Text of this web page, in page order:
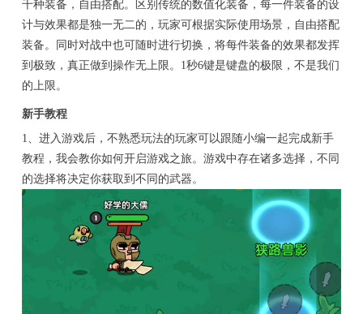
千种装备，自由搭配。区别传统的数值化装备，每一件装备的设
计与效果都是独一无二的，玩家可根据实际使用场景，自由搭配
装备。同时对战中也可随时进行切换，将每件装备的效果都发挥
到极致，真正做到操作无上限。1秒6键是键盘的极限，不是我们
的上限。
新手教程
1、进入游戏后，不熟悉玩法的玩家可以跟随小编一起完成新手
教程，我会教你如何开启游戏之旅。游戏中存在诸多选择，不同
的选择将决定你获取到不同的武器。